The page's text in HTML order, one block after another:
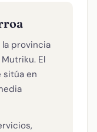
provincia
El
sitúa en